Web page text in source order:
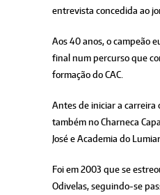
entrevista concedida ao
Aos 40 anos, o campeão
final num percurso que
formação do CAC.
Antes de iniciar a carreira
também no Charneca
José e Academia do Lumiar.
Foi em 2003 que se
Odivelas, seguindo-se